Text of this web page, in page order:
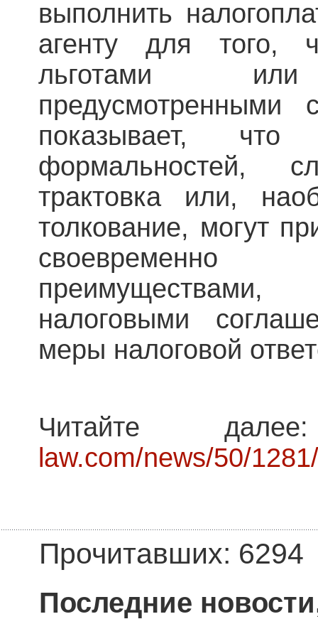
выполнить
агенту для того,
льготами или
предусмотренными
показывает, что
формальностей,
трактовка или,
толкование, могут
своевременно
налоговыми
меры налоговой
Читайте
law.com/news/50/1281/
Прочитавших: 6294
Последние